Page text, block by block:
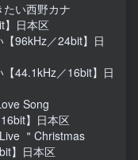
い西野カナ
】日本区
96kHz／24bit】日
44.1kHz／16bit】日
Song
】日本区
＂Christmas
】日本区